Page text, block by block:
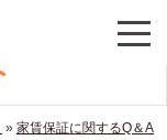
» 家賃保証に関するQ＆A